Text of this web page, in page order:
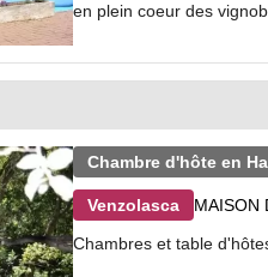
en plein coeur des
Chambre d'hôte en
Venzolasca MAISON
Chambres et table